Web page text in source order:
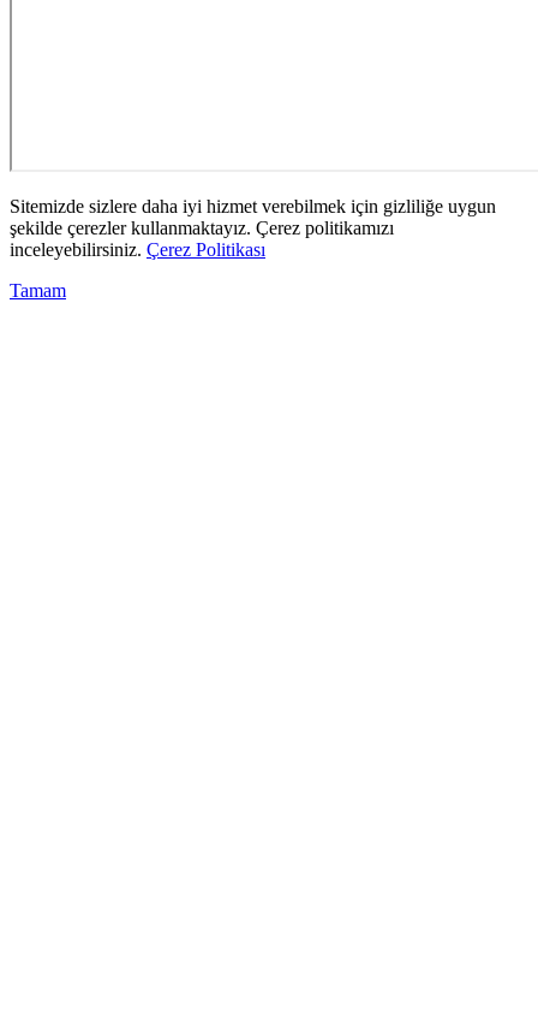
Sitemizde sizlere daha iyi hizmet verebilmek için gizliliğe uygun
şekilde çerezler kullanmaktayız. Çerez politikamızı
inceleyebilirsiniz. Çerez Politikası
Tamam